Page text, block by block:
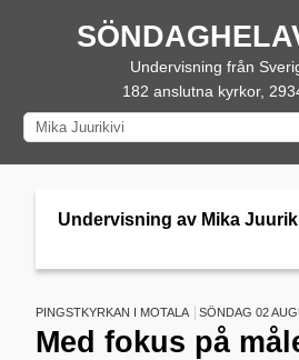
Undervisning från
182 anslutna kyrkor,
Undervisning av Mika
PINGSTKYRKAN I MOTALA SÖNDAG 02
Med fokus på